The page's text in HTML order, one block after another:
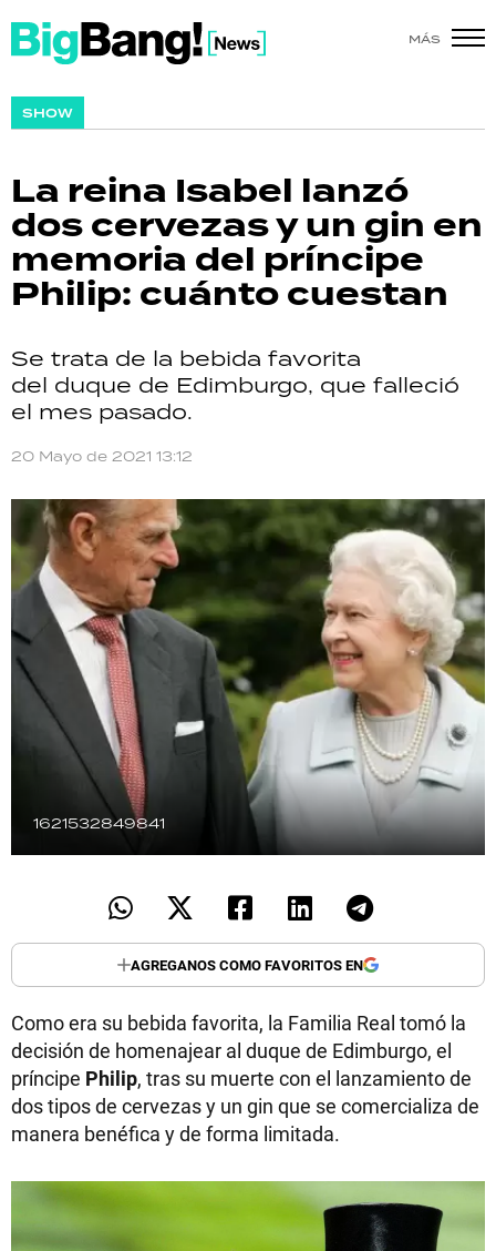
MÁS
SHOW
La reina Isabel lanzó
dos cervezas y un gin en
memoria del príncipe
Philip: cuánto cuestan
Se trata de la bebida favorita
del duque de Edimburgo, que falleció
el mes pasado.
20 Mayo de 2021 13:12
1621532849841
AGREGANOS COMO FAVORITOS EN
Como era su bebida favorita, la Familia Real tomó la
decisión de homenajear al duque de Edimburgo, el
príncipe Philip, tras su muerte con el lanzamiento de
dos tipos de cervezas y un gin que se comercializa de
manera benéfica y de forma limitada.
SHOW
ACTUALIDAD
POLICIALES
ECONOMÍA
GRAN HERMANO
SALUD
DEPORTES
TECNOLOGÍA
RECETAS
PALABRAS
HORÓSCOPO
Seguinos